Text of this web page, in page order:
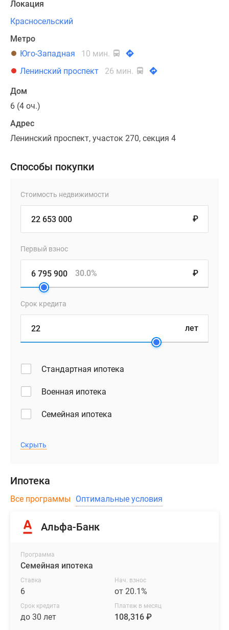
Локация
Красносельский
Метро
Юго-Западная
10 мин.
Ленинский проспект
26 мин.
Дом
6 (4 оч.)
Адрес
Ленинский проспект, участок 270, секция 4
Способы покупки
Стоимость недвижимости
₽
Первый взнос
₽
30.0%
Срок кредита
лет
Стандартная ипотека
Военная ипотека
Семейная ипотека
Скрыть
Ипотека
Все программы Оптимальные условия
Альфа-Банк
Программа
Семейная ипотека
Ставка
6
Нач. взнос
от 20.1%
Срок кредита
до 30 лет
Платеж в месяц
108,316 ₽